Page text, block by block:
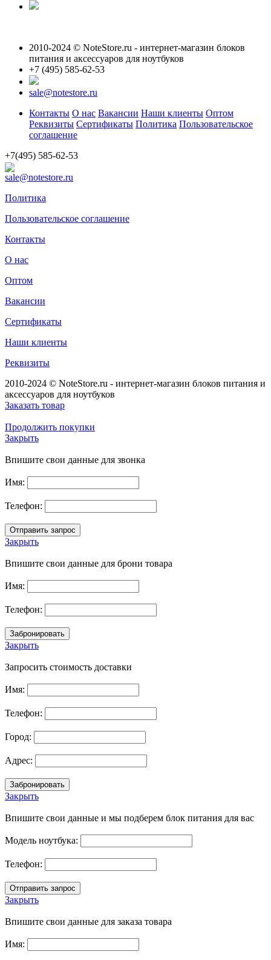
2010-2024 © NoteStore.ru - интернет-магазин блоков
питания и аксессуаров для ноутбуков
+7 (495) 585-62-53
sale@notestore.ru
Контакты О нас Вакансии Наши клиенты Оптом
Реквизиты Сертификаты Политика Пользовательское
соглашение
+7(495) 585-62-53
sale@notestore.ru
Политика
Пользовательское соглашение
Контакты
О нас
Оптом
Вакансии
Сертификаты
Наши клиенты
Реквизиты
2010-2024 © NoteStore.ru - интернет-магазин блоков питания и
аксессуаров для ноутбуков
Заказать товар
Продолжить покупки
Закрыть
Впишите свои данные для звонка
Имя:
Телефон:
Закрыть
Впишите свои данные для брони товара
Имя:
Телефон:
Закрыть
Запросить стоимость доставки
Имя:
Телефон:
Город:
Адрес:
Закрыть
Впишите свои данные и мы подберем блок питания для вас
Модель ноутбука:
Телефон:
Закрыть
Впишите свои данные для заказа товара
Имя: